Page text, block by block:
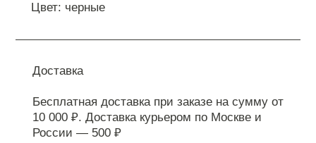
Цвет: черные
Доставка
Бесплатная доставка при заказе на сумму от
10 000 ₽. Доставка курьером по Москве и
России — 500 ₽